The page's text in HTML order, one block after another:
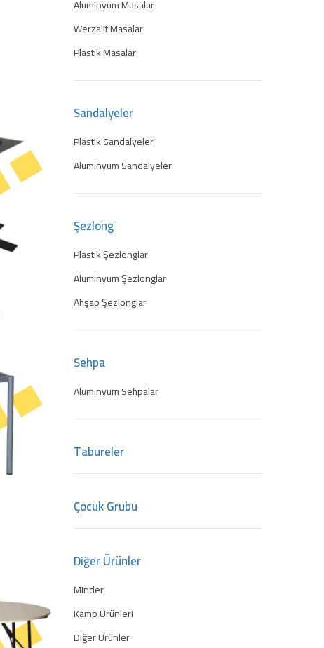
Aluminyum Masalar
Werzalit Masalar
Plastik Masalar
Sandalyeler
Plastik Sandalyeler
Aluminyum Sandalyeler
Şezlong
Plastik Şezlonglar
Aluminyum Şezlonglar
Ahşap Şezlonglar
Sehpa
Aluminyum Sehpalar
Tabureler
Çocuk Grubu
Diğer Ürünler
Minder
Kamp Ürünleri
Diğer Ürünler